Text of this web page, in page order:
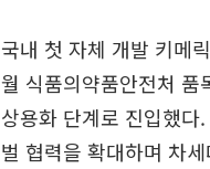
국내 첫 자체 개발 키메
월 식품의약품안전처 품
상용화 단계로 진입했
벌 협력을 확대하며 차